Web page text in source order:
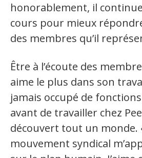
honorablement, il
cours pour mieux
des membres qu’il
Être à l’écoute des
aime le plus dans son
jamais occupé de
avant de travailler chez
découvert tout un monde.
mouvement syndical